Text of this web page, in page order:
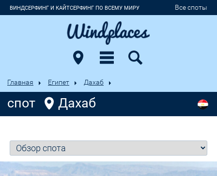
ВИНДСЕРФИНГ И КАЙТСЕРФИНГ ПО ВСЕМУ МИРУ Все споты
Главная Египет Дахаб
спот Дахаб